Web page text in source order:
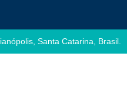
Santa Catarina, Brasil.